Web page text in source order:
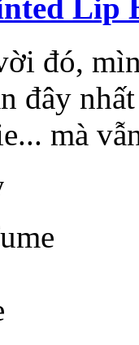
Lip
đó,
đây
mà